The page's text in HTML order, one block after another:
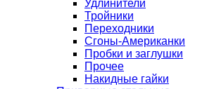
Удлинители
Тройники
Переходники
Сгоны-Американки
Пробки и заглушки
Прочее
Накидные гайки